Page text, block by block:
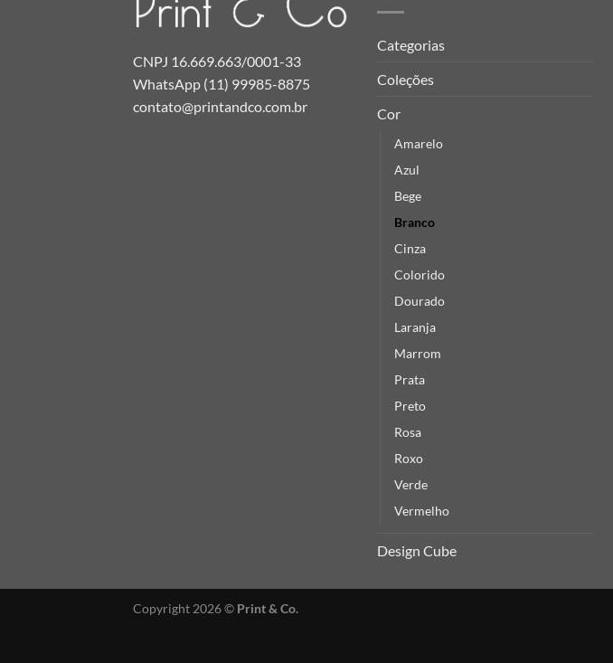
CNPJ 16.669.663/0001-33
WhatsApp (11) 99985-8875
contato@printandco.com.br
Categorias
Coleções
Cor
Amarelo
Azul
Bege
Branco
Cinza
Colorido
Dourado
Laranja
Marrom
Prata
Preto
Rosa
Roxo
Verde
Vermelho
Design Cube
Copyright 2026 © Print & Co.